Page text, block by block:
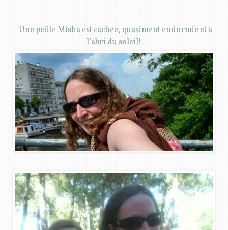
Une petite Misha est cachée, quasiment endormie et à
l’abri du soleil!